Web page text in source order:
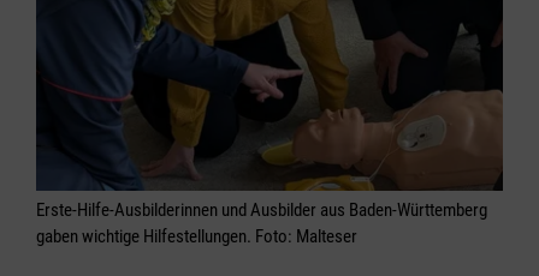
Erste-Hilfe-Ausbilderinnen und Ausbilder aus Baden-Württemberg
gaben wichtige Hilfestellungen. Foto: Malteser